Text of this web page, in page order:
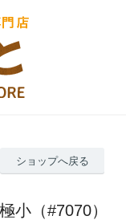
ショップへ戻る
小（#7070）